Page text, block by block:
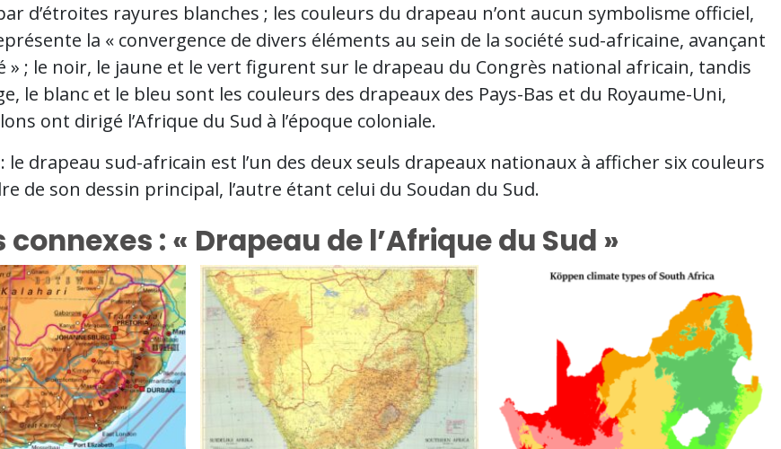
d’étroites rayures blanches ; les couleurs du drapeau n’ont aucun symbolisme officiel,
la « convergence de divers éléments au sein de la société sud-africaine, avançant
» ; le noir, le jaune et le vert figurent sur le drapeau du Congrès national africain, tandis
le blanc et le bleu sont les couleurs des drapeaux des Pays-Bas et du Royaume-Uni,
ont dirigé l’Afrique du Sud à l’époque coloniale.
le drapeau sud-africain est l’un des deux seuls drapeaux nationaux à afficher six couleurs
de son dessin principal, l’autre étant celui du Soudan du Sud.
: « Drapeau de l’Afrique du Sud »